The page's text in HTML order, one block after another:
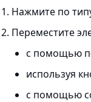
Нажмите по
Переместите
с помощью
используя
с помощью